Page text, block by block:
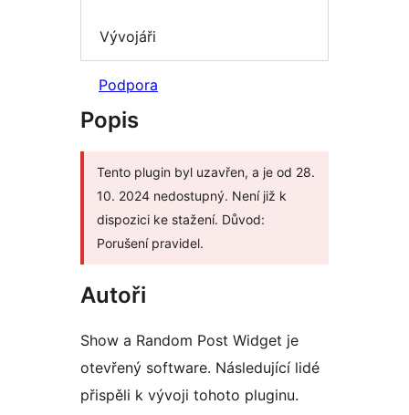
Vývojáři
Podpora
Popis
Tento plugin byl uzavřen, a je od 28.
10. 2024 nedostupný. Není již k
dispozici ke stažení. Důvod:
Porušení pravidel.
Autoři
Show a Random Post Widget je
otevřený software. Následující lidé
přispěli k vývoji tohoto pluginu.